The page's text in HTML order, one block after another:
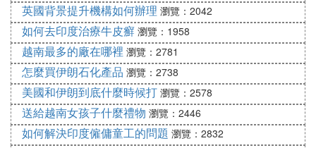
1樓回答的是對的，義大利一開始為法西斯國家，與
德國結盟，武器先進，他們的大炮是出了名的厲害，
但是義大利國家人民最熱愛生命，所以有先進的武器
但缺乏軍人的素質，導致義大利屢戰屢敗，最明顯的
一次就是在德國進軍法國初期，身為友軍的義大利想
趁虛而入，但沒想到竟被駐守在義大利的法國邊防軍
打了回去，現在可想而知當年義大利的戰鬥力，當然
就變成了牆頭草，哪邊強往哪邊倒，現在也不例外，
英國背景提升機構如何辦理 瀏覽：2042
如何去印度治療牛皮癬 瀏覽：1958
越南最多的廠在哪裡 瀏覽：2781
怎麼買伊朗石化產品 瀏覽：2738
美國和伊朗到底什麼時候打 瀏覽：2578
送給越南女孩子什麼禮物 瀏覽：2446
如何解決印度僱傭童工的問題 瀏覽：2832